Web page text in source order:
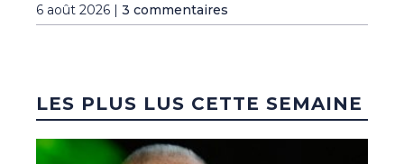
6 août 2026 | 3 commentaires
LES PLUS LUS CETTE SEMAINE